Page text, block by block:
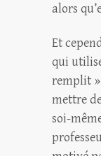
alors
Et
qui
remplit »
mettre
soi-